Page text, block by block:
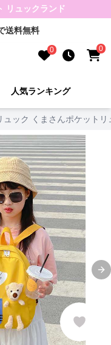
リュックランド
送料無料
0 0
人気ランキング
ュック くまさんポケットリ